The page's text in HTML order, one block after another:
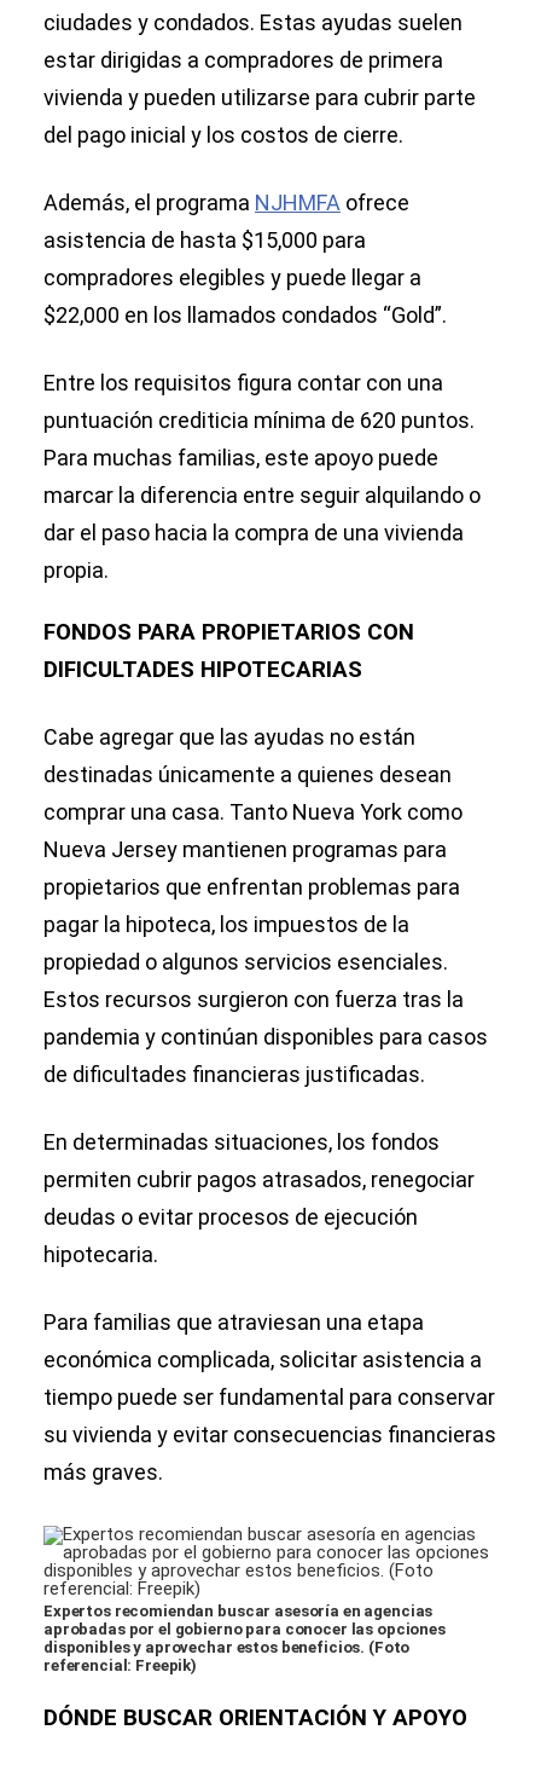
ciudades y condados. Estas ayudas suelen
estar dirigidas a compradores de primera
vivienda y pueden utilizarse para cubrir parte
del pago inicial y los costos de cierre.
Además, el programa NJHMFA ofrece
asistencia de hasta $15,000 para
compradores elegibles y puede llegar a
$22,000 en los llamados condados “Gold”.
Entre los requisitos figura contar con una
puntuación crediticia mínima de 620 puntos.
Para muchas familias, este apoyo puede
marcar la diferencia entre seguir alquilando o
dar el paso hacia la compra de una vivienda
propia.
FONDOS PARA PROPIETARIOS CON
DIFICULTADES HIPOTECARIAS
Cabe agregar que las ayudas no están
destinadas únicamente a quienes desean
comprar una casa. Tanto Nueva York como
Nueva Jersey mantienen programas para
propietarios que enfrentan problemas para
pagar la hipoteca, los impuestos de la
propiedad o algunos servicios esenciales.
Estos recursos surgieron con fuerza tras la
pandemia y continúan disponibles para casos
de dificultades financieras justificadas.
En determinadas situaciones, los fondos
permiten cubrir pagos atrasados, renegociar
deudas o evitar procesos de ejecución
hipotecaria.
Para familias que atraviesan una etapa
económica complicada, solicitar asistencia a
tiempo puede ser fundamental para conservar
su vivienda y evitar consecuencias financieras
más graves.
Expertos recomiendan buscar asesoría en agencias
aprobadas por el gobierno para conocer las opciones
disponibles y aprovechar estos beneficios. (Foto
referencial: Freepik)
DÓNDE BUSCAR ORIENTACIÓN Y APOYO